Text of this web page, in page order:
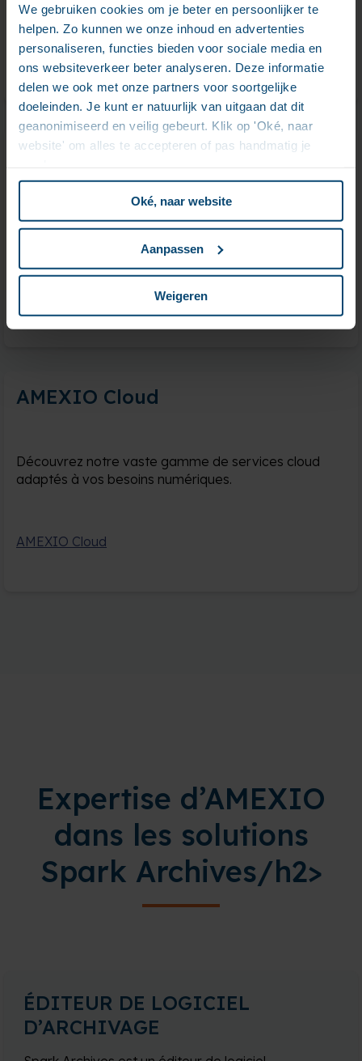
We gebruiken cookies om je beter en persoonlijker te
helpen. Zo kunnen we onze inhoud en advertenties
personaliseren, functies bieden voor sociale media en
ons websiteverkeer beter analyseren. Deze informatie
delen we ook met onze partners voor soortgelijke
doeleinden. Je kunt er natuurlijk van uitgaan dat dit
geanonimiseerd en veilig gebeurt. Klik op 'Oké, naar
website' om alles te accepteren of pas handmatig je
Oké, naar website
Aanpassen
Weigeren
AMEXIO X-Render
AMEXIO X-Hub
Distribution de contenu entre systèmes et supervision
des flux d’informations
AMEXIO Cloud
Découvrez notre vaste gamme de services cloud
adaptés à vos besoins numériques.
AMEXIO Cloud
Expertise d’AMEXIO
dans les solutions
Spark Archives/h2>
ÉDITEUR DE LOGICIEL
D’ARCHIVAGE